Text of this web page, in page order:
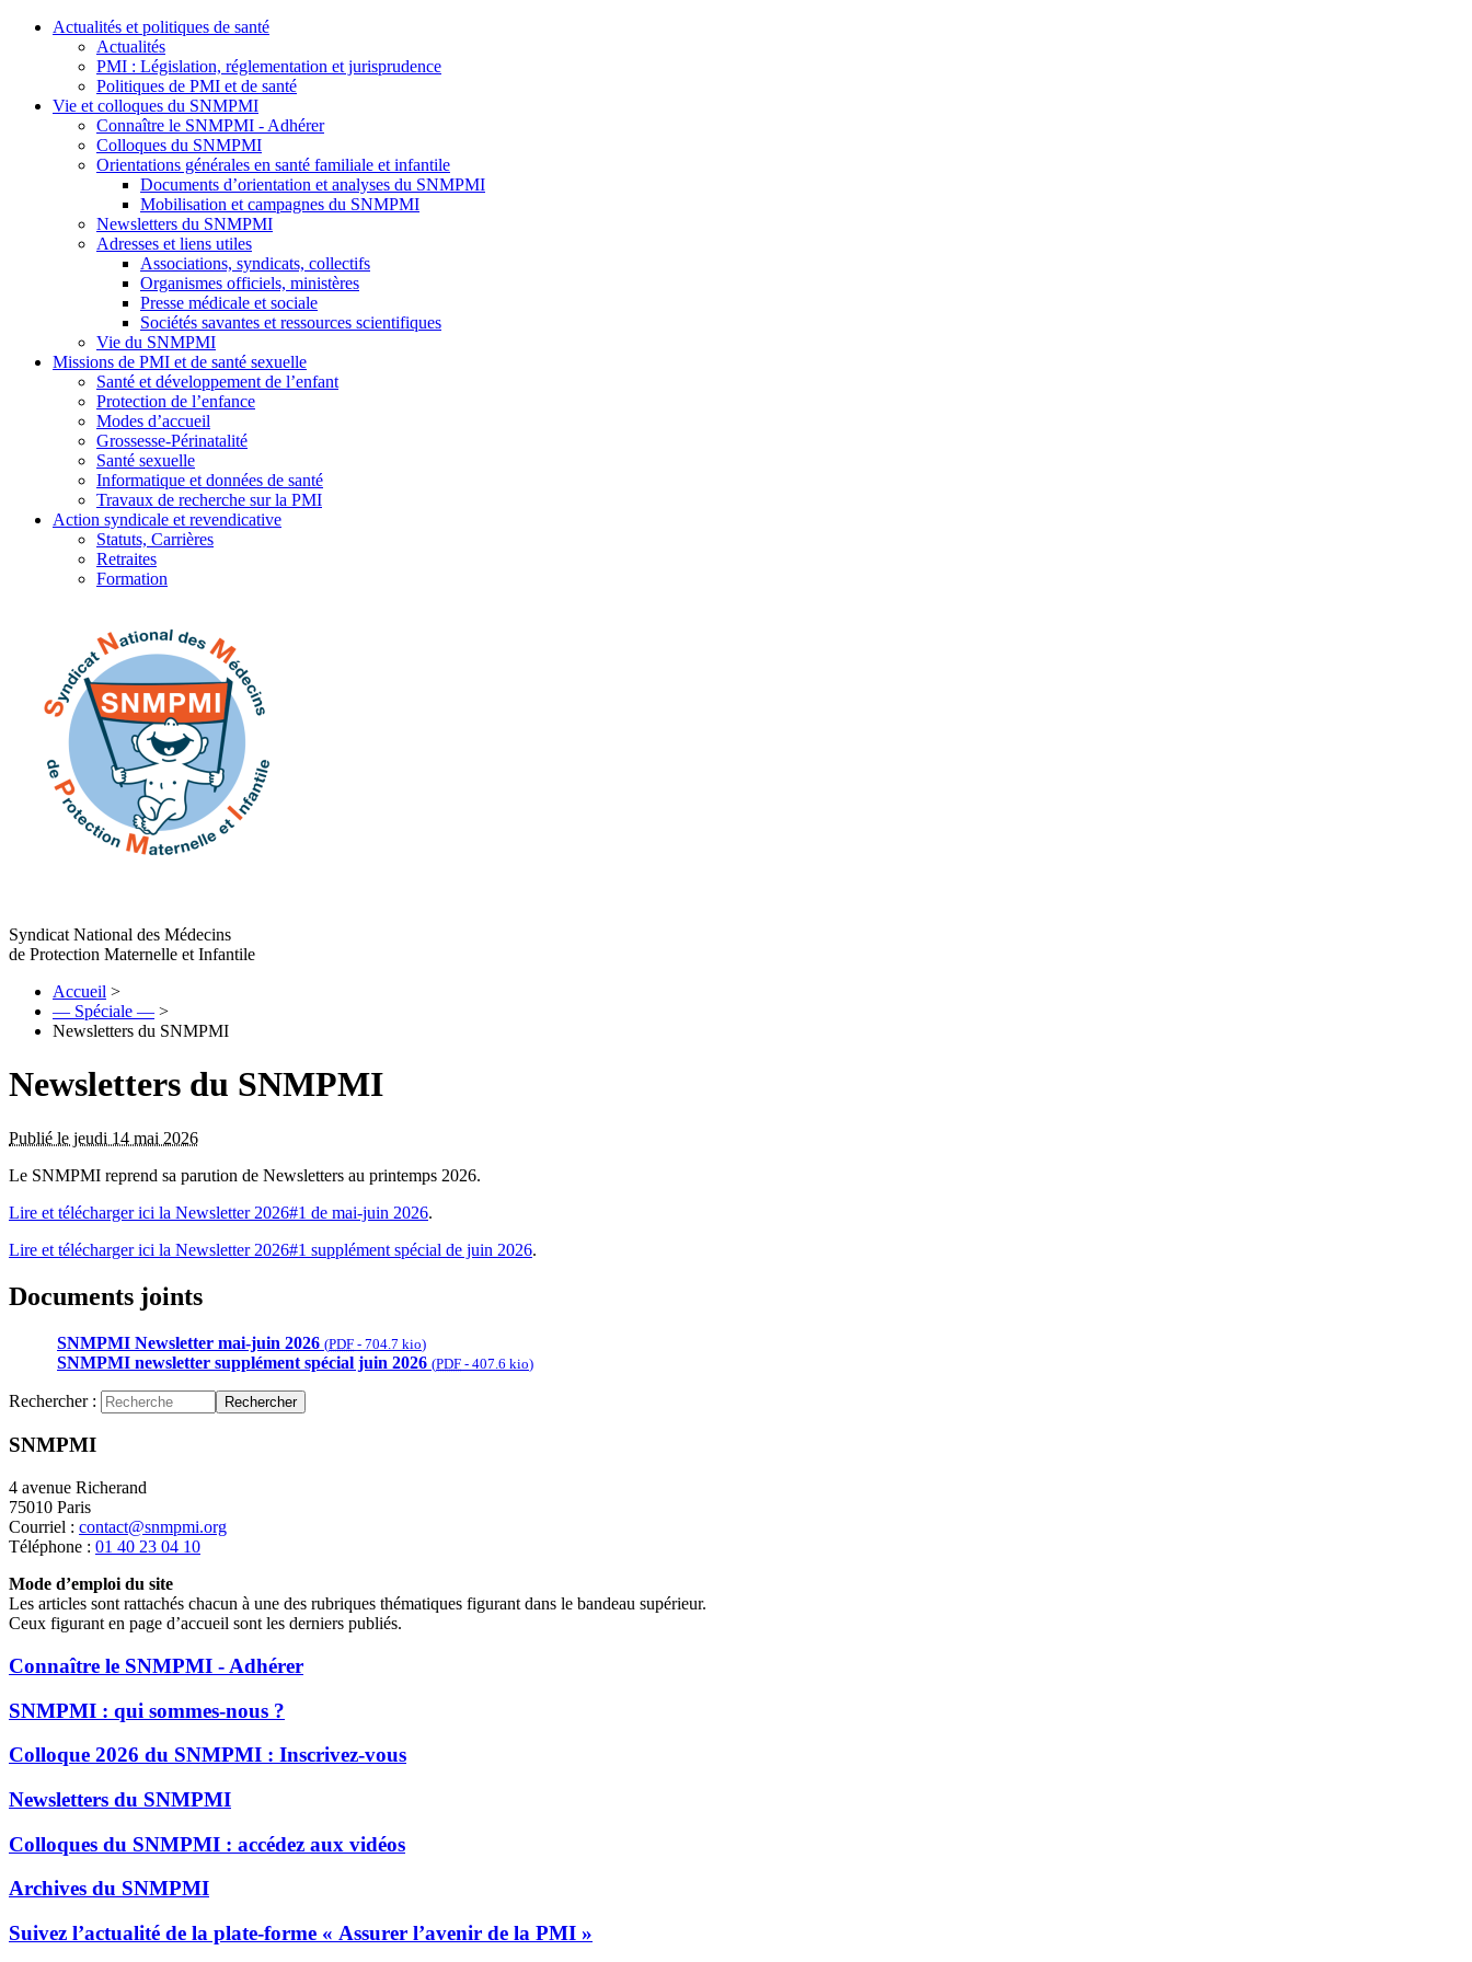
Actualités et politiques de santé
Actualités
PMI : Législation, réglementation et jurisprudence
Politiques de PMI et de santé
Vie et colloques du SNMPMI
Connaître le SNMPMI - Adhérer
Colloques du SNMPMI
Orientations générales en santé familiale et infantile
Documents d’orientation et analyses du SNMPMI
Mobilisation et campagnes du SNMPMI
Newsletters du SNMPMI
Adresses et liens utiles
Associations, syndicats, collectifs
Organismes officiels, ministères
Presse médicale et sociale
Sociétés savantes et ressources scientifiques
Vie du SNMPMI
Missions de PMI et de santé sexuelle
Santé et développement de l’enfant
Protection de l’enfance
Modes d’accueil
Grossesse-Périnatalité
Santé sexuelle
Informatique et données de santé
Travaux de recherche sur la PMI
Action syndicale et revendicative
Statuts, Carrières
Retraites
Formation
Syndicat National des Médecins
de Protection Maternelle et Infantile
Accueil >
— Spéciale — >
Newsletters du SNMPMI
Newsletters du SNMPMI
Publié le jeudi 14 mai 2026
Le SNMPMI reprend sa parution de Newsletters au printemps 2026.
Lire et télécharger ici la Newsletter 2026#1 de mai-juin 2026.
Lire et télécharger ici la Newsletter 2026#1 supplément spécial de juin 2026.
Documents joints
SNMPMI Newsletter mai-juin 2026 (PDF - 704.7 kio)
SNMPMI newsletter supplément spécial juin 2026 (PDF - 407.6 kio)
Rechercher : Rechercher
SNMPMI
4 avenue Richerand
75010 Paris
Courriel : contact@snmpmi.org
Téléphone : 01 40 23 04 10
Mode d’emploi du site
Les articles sont rattachés chacun à une des rubriques thématiques figurant dans le bandeau supérieur.
Ceux figurant en page d’accueil sont les derniers publiés.
Connaître le SNMPMI - Adhérer
SNMPMI : qui sommes-nous ?
Colloque 2026 du SNMPMI : Inscrivez-vous
Newsletters du SNMPMI
Colloques du SNMPMI : accédez aux vidéos
Archives du SNMPMI
Suivez l’actualité de la plate-forme « Assurer l’avenir de la PMI »